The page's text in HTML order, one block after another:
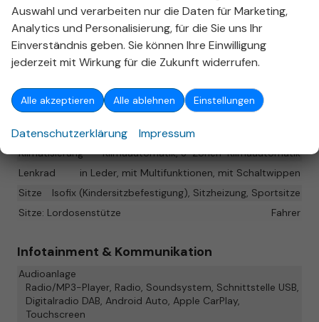
Fahrassistenz-System: Ausweich-Assistent,
Fahrassistenz-System: Müdigkeitserkennung
(Pausenempfehlung), Reifendruck-Kontrollsystem,
Start/Stop-Anlage
Innen
Ambiente-Beleuchtung
vorhanden
Armlehnen
Klimatisierung
Klimaautomatik, 3-Zonen-Klimaautomatik
Lenkrad
in Leder, mit Multifunktionen, mit Schaltwippen
Sitze
Isofix (Kindersitzbefestigung), Sitzheizung, Sportsitze
Sitze: Lordosenstütze
Fahrer
Infotainment & Kommunikation
Audioanlage
Radio/MP3-Player, Radio, Soundsystem, Schnittstelle USB,
Digitalradio DAB, Android Auto, Apple CarPlay,
Touchscreen
Auswahl und verarbeiten nur die Daten für Marketing,
Analytics und Personalisierung, für die Sie uns Ihr
Einverständnis geben. Sie können Ihre Einwilligung
jederzeit mit Wirkung für die Zukunft widerrufen.
Alle akzeptieren Alle ablehnen Einstellungen
Datenschutzerklärung Impressum